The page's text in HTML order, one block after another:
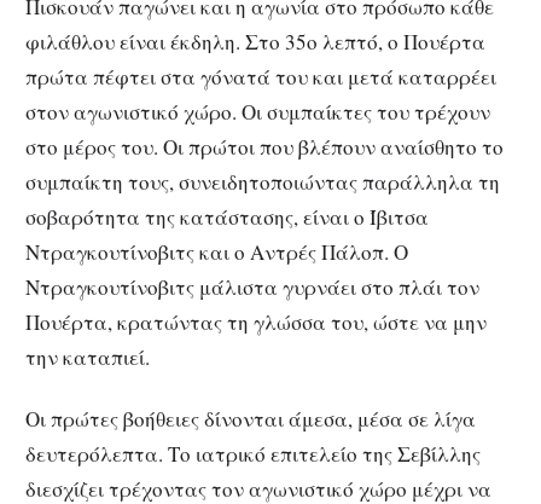
Πισκουάν παγώνει και η αγωνία στο πρόσωπο κάθε
φιλάθλου είναι έκδηλη. Στο 35ο λεπτό, ο Πουέρτα
πρώτα πέφτει στα γόνατά του και μετά καταρρέει
στον αγωνιστικό χώρο. Οι συμπαίκτες του τρέχουν
στο μέρος του. Οι πρώτοι που βλέπουν αναίσθητο το
συμπαίκτη τους, συνειδητοποιώντας παράλληλα τη
σοβαρότητα της κατάστασης, είναι ο Ίβιτσα
Ντραγκουτίνοβιτς και ο Αντρές Πάλοπ. Ο
Ντραγκουτίνοβιτς μάλιστα γυρνάει στο πλάι τον
Πουέρτα, κρατώντας τη γλώσσα του, ώστε να μην
την καταπιεί.
Οι πρώτες βοήθειες δίνονται άμεσα, μέσα σε λίγα
δευτερόλεπτα. Το ιατρικό επιτελείο της Σεβίλλης
διεσχίζει τρέχοντας τον αγωνιστικό χώρο μέχρι να